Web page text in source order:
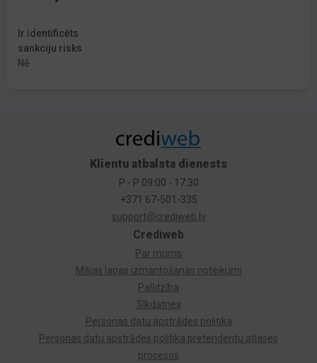
Ir identificēts
sankciju risks
Nē
Crediweb
Par mums
Mājas lapas izmantošanas noteikumi
Palīdzība
Sīkdatnes
Personas datu apstrādes politika
Personas datu apstrādes politika pretendentu atlases
procesos
Klientu atbalsta dienests
P - P 09:00 - 17:30
+371 67-501-335
support@crediweb.lv